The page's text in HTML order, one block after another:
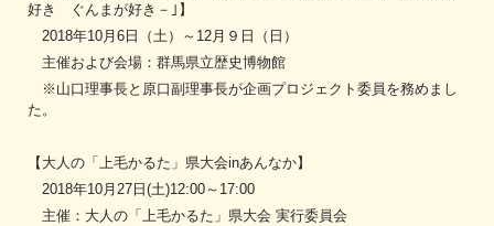
好き ぐんまが好き－｣】
2018年10月6日（土）～12月９日（日）
主催および会場：群馬県立歴史博物館
※山口理事長と原口副理事長が企画プロジェクト委員を務めまし
た。
【大人の「上毛かるた」県大会inあんなか】
2018年10月27日(土)12:00～17:00
主催：大人の「上毛かるた」県大会 実行委員会